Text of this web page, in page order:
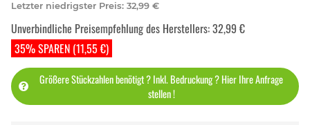
Letzter niedrigster Preis: 32,99 €
35% SPAREN (11,55 €)
Unverbindliche Preisempfehlung des Herstellers:32,99 €
Größere Stückzahlen benötigt ? Inkl. Bedruckung ? Hier Ihre Anfrage
stellen !